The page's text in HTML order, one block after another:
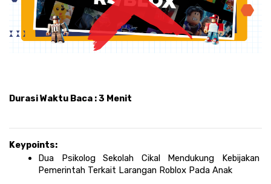
Durasi Waktu Baca : 3 Menit
Keypoints:
Dua Psikolog Sekolah Cikal Mendukung Kebijakan
Pemerintah Terkait Larangan Roblox Pada Anak